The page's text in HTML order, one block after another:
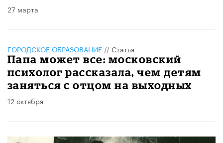
27 марта
ГОРОДСКОЕ ОБРАЗОВАНИЕ // Статья
Папа может все: московский
психолог рассказала, чем детям
заняться с отцом на выходных
12 октября